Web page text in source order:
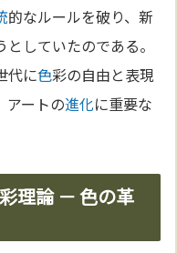
的なルールを破り、新
していたのである。
代に色彩の自由と表現
アートの進化に重要な
理論 － 色の革